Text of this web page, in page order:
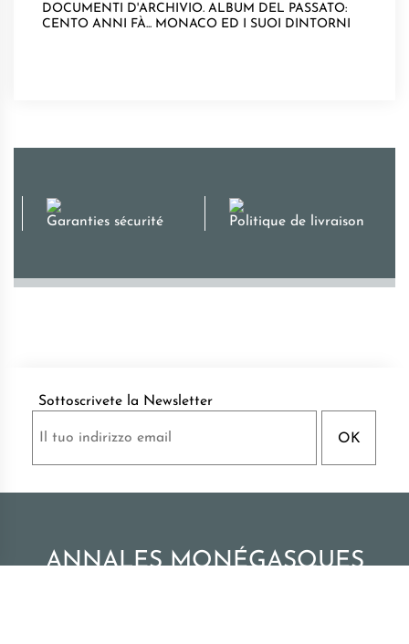
DOCUMENTI D'ARCHIVIO. ALBUM DEL PASSATO:
CENTO ANNI FÀ... MONACO ED I SUOI DINTORNI
Garanties sécurité Politique de livraison
Sottoscrivete la Newsletter
ANNALES MONÉGASQUES